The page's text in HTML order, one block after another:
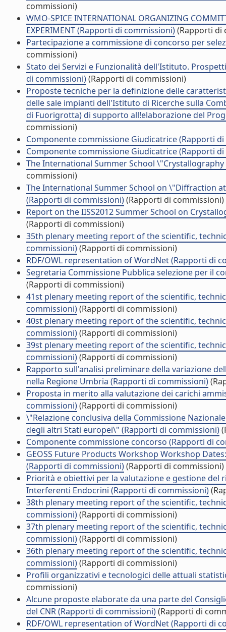
commissioni)
WMO-SPICE INTERNATIONAL ORGANIZING
EXPERIMENT (Rapporti di commissioni)(Rapporti di
Partecipazione a commissione di concorso per
commissioni)
Stato dei Servizi e Funzionalità dell'Istituto.
di commissioni)(Rapporti di commissioni)
Proposte tecniche per la definizione delle
delle sale impianti dell'Istituto di Ricerche sulla
di Fuorigrotta) di supporto all!elaborazione del
commissioni)
Componente commissione Giudicatrice (Rapporti
Componente commissione Giudicatrice (Rapporti
The International Summer School
commissioni)
The International Summer School on \"Diffraction
(Rapporti di commissioni)(Rapporti di commissioni)
Report on the IISS2012 Summer School on
(Rapporti di commissioni)
35th plenary meeting report of the scientific,
commissioni)(Rapporti di commissioni)
RDF/OWL representation of WordNet (Rapporti di
Segretaria Commissione Pubblica selezione per il
(Rapporti di commissioni)
41st plenary meeting report of the scientific,
commissioni)(Rapporti di commissioni)
40st plenary meeting report of the scientific,
commissioni)(Rapporti di commissioni)
39st plenary meeting report of the scientific,
commissioni)(Rapporti di commissioni)
Rapporto sull'analisi preliminare della variazione
nella Regione Umbria (Rapporti di commissioni)
Proposta in merito alla valutazione dei carichi
commissioni)(Rapporti di commissioni)
\"Relazione conclusiva della Commissione
degli altri Stati europei\" (Rapporti di commissioni)
Componente commissione concorso (Rapporti di
GEOSS Future Products Workshop Workshop
(Rapporti di commissioni)(Rapporti di commissioni)
Priorità e obiettivi per la valutazione e gestione del
Interferenti Endocrini (Rapporti di commissioni)
38th plenary meeting report of the scientific,
commissioni)(Rapporti di commissioni)
37th plenary meeting report of the scientific,
commissioni)(Rapporti di commissioni)
36th plenary meeting report of the scientific,
commissioni)(Rapporti di commissioni)
Profili organizzativi e tecnologici delle attuali
commissioni)
Alcune proposte elaborate da una parte del
del CNR (Rapporti di commissioni)(Rapporti di
RDF/OWL representation of WordNet (Rapporti di